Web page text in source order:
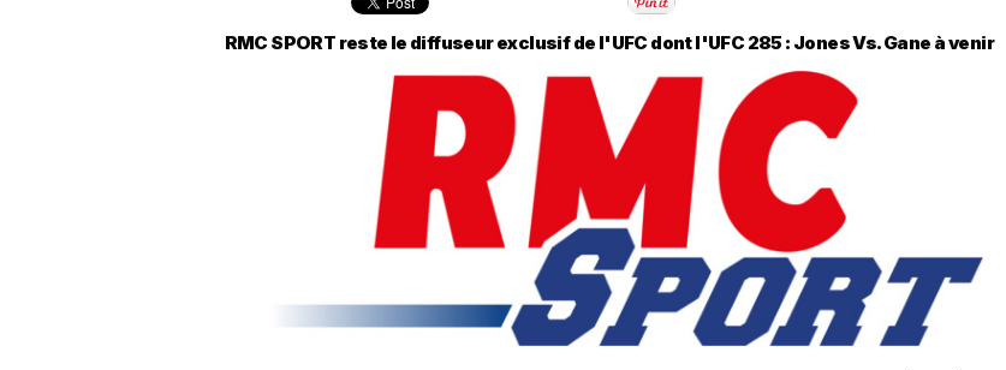
RMC SPORT reste le diffuseur exclusif de l'UFC dont l'UFC 285 : Jones Vs. Gane à venir